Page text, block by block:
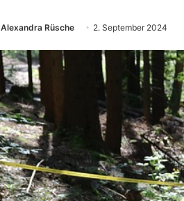
Alexandra Rüsche 2. September 2024